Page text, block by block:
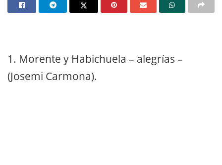
1. Morente y Habichuela – alegrías –
(Josemi Carmona).